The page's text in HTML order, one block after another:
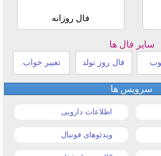
فال روزانه
سایر فال ها
فال روز تولد تعبیر خواب
سرویس ها
اطلاعات دارویی
ویدئوهای فوتبال